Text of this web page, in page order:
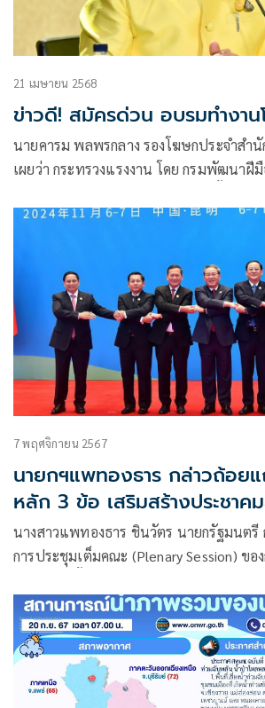
21 เมษายน 2568
ข่าวดี! สมัครด่วน อบรมทำงา
นายคารม พลพรกลาง รองโฆษกประจำสำ
เผยว่า กระทรวงแรงงาน โดย กรมพัฒนาฝี
ซัพพลายเชน (LoSA)”
7 พฤศจิกายน 2567
นายกฯแพทองธาร กล่าวถ้อย
หลัก 3 ข้อ เสริมสร้างประชาค
นางสาวแพทองธาร ชินวัตร นายกรัฐมนตรี
การประชุมเต็มคณะ (Plenary Session) ขอ
ภูมิภาคลุ่มแม่น้ำโขง (GMS)